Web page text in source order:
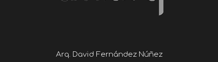
Arq. David Fernández Núñez